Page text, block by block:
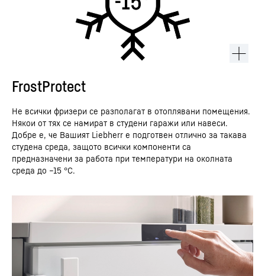
FrostProtect
Не всички фризери се разполагат в отоплявани помещения.
Някои от тях се намират в студени гаражи или навеси.
Добре е, че Вашият Liebherr е подготвен отлично за такава
студена среда, защото всички компоненти са
предназначени за работа при температури на околната
среда до –15 °C.